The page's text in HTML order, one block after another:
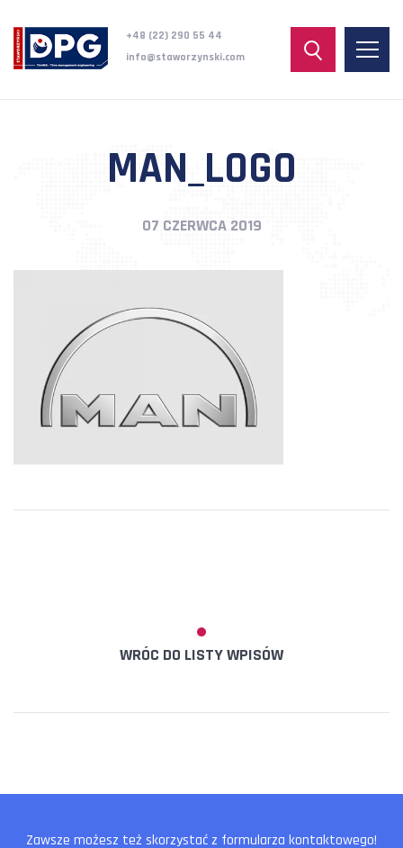
+48 (22) 290 55 44
info@staworzynski.com
MAN_LOGO
07 CZERWCA 2019
WRÓC DO LISTY WPISÓW
Zawsze możesz też skorzystać z formularza kontaktowego!